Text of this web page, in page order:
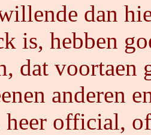
dan
is, hebben
dat voortaen
anderen
heer official,